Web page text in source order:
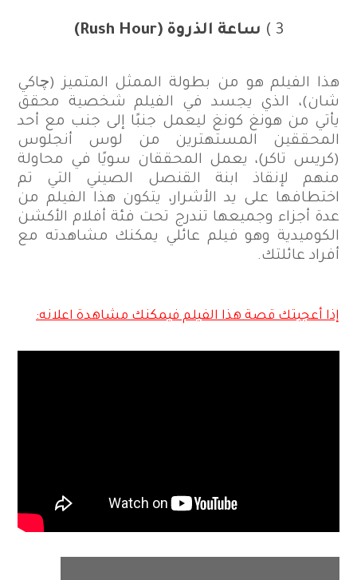
3 ) ساعة الذروة (Rush Hour)
هذا الفيلم هو من بطولة الممثل المتميز (چاكي
شان)، الذي يجسد في الفيلم شخصية محقق
يأتي من هونغ كونغ ليعمل جنبًا إلى جنب مع أحد
المحققين المستهترين من لوس أنجلوس
(كريس تاكر)، يعمل المحققان سويًا في محاولة
منهم لإنقاذ ابنة القنصل الصيني التي تم
اختطافها على يد الأشرار، يتكون هذا الفيلم من
عدة أجزاء وجميعها تندرج تحت فئة أفلام الأكشن
الكوميدية وهو فيلم عائلي يمكنك مشاهدته مع
أفراد عائلتك.
إذا أعجبتك قصة هذا الفيلم فيمكنك مشاهدة اعلانه: